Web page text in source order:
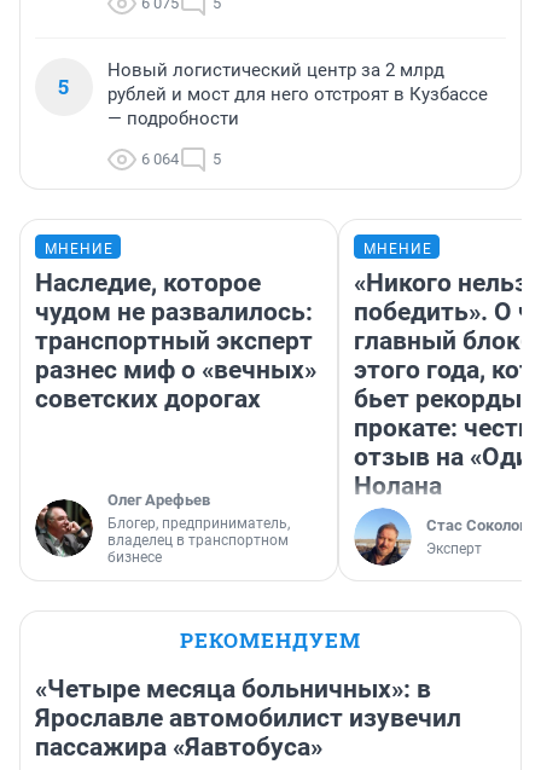
5
Новый логистический центр за 2 млрд
рублей и мост для него отстроят в Кузбассе
— подробности
6 064 5
МНЕНИЕ
Наследие, которое
чудом не развалилось:
транспортный эксперт
разнес миф о «вечных»
советских дорогах
Олег Арефьев
Блогер, предприниматель,
владелец в транспортном
бизнесе
МНЕНИЕ
«Никого нельзя
победить». О
главный
этого года,
бьет рекорды в
прокате:
отзыв на
Нолана
Стас Соколов
Эксперт
РЕКОМЕНДУЕМ
«Четыре месяца больничных»: в
Ярославле автомобилист изувечил
пассажира «Яавтобуса»